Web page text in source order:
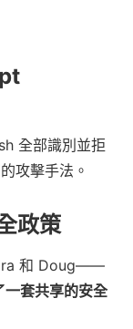
全部識別並拒
攻擊手法。
政策
和 Doug——
一套共享的安全